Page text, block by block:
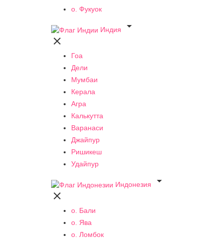
о. Фукуок
Индия


Гоа
Дели
Мумбаи
Керала
Агра
Калькутта
Варанаси
Джайпур
Ришикеш
Удайпур
Индонезия


о. Бали
о. Ява
о. Ломбок